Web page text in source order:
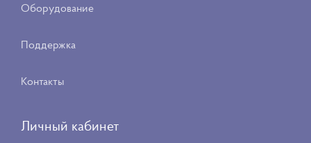
Оборудование
Поддержка
Контакты
Личный кабинет